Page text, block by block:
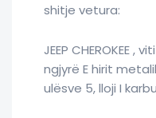
shitje vetura:
JEEP CHEROKEE ,
ngjyrë E hirit
ulësve 5, lloji I